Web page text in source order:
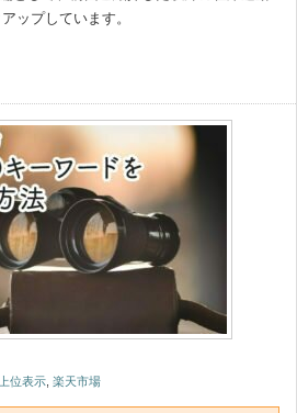
ップしています。
上位表示 楽天市場